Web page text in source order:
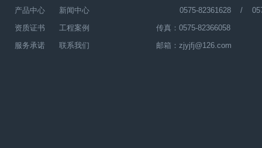
产品中心
新闻中心
资质证书
工程案例
服务承诺
联系我们
0575-82361628 /
传真：0575-82366058
邮箱：zjyjfj@126.com